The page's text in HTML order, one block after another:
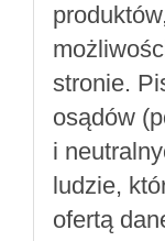
stronie.
osądów
i
ludzie,
ofertą